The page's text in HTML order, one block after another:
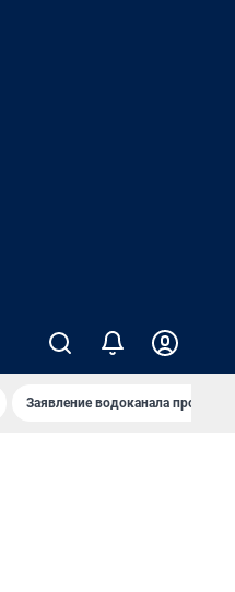
Заявление водоканала про